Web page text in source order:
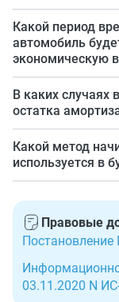
Временной
течение
Какой период
автомобиль
экономическую
Более 12 месяцев.
В каких
остатка
Если
максимальной
использования
Какой метод
используется в
Правовые
Постановление
03.11.2020 N